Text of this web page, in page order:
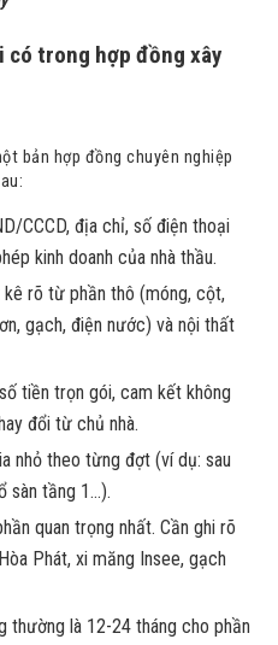
có trong hợp đồng xây
bản hợp đồng chuyên nghiệp
CCCD, địa chỉ, số điện thoại
kinh doanh của nhà thầu.
kê rõ từ phần thô (móng, cột,
gạch, điện nước) và nội thất
tiền trọn gói, cam kết không
đổi từ chủ nhà.
nhỏ theo từng đợt (ví dụ: sau
sàn tầng 1...).
quan trọng nhất. Cần ghi rõ
Phát, xi măng Insee, gạch
thường là 12-24 tháng cho phần